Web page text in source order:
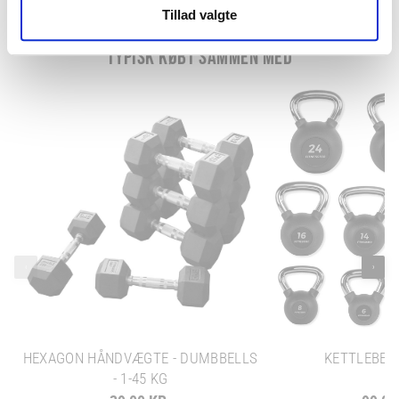
Tillad valgte
TYPISK KØBT SAMMEN MED
HEXAGON HÅNDVÆGTE - DUMBBELLS
- 1-45 KG
›